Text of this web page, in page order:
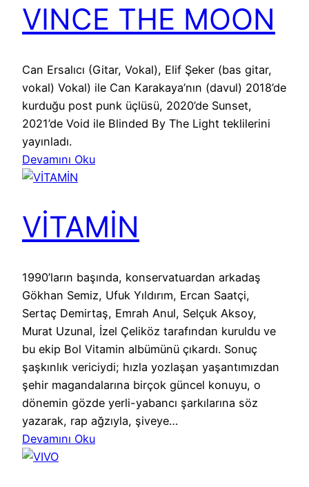
VINCE THE MOON
Can Ersalıcı (Gitar, Vokal), Elif Şeker (bas gitar,
vokal) Vokal) ile Can Karakaya’nın (davul) 2018’de
kurduğu post punk üçlüsü, 2020’de Sunset,
2021’de Void ile Blinded By The Light teklilerini
yayınladı.
Devamını Oku
VİTAMİN
1990’ların başında, konservatuardan arkadaş
Gökhan Semiz, Ufuk Yıldırım, Ercan Saatçi,
Sertaç Demirtaş, Emrah Anul, Selçuk Aksoy,
Murat Uzunal, İzel Çeliköz tarafından kuruldu ve
bu ekip Bol Vitamin albümünü çıkardı. Sonuç
şaşkınlık vericiydi; hızla yozlaşan yaşantımızdan
şehir magandalarına birçok güncel konuyu, o
dönemin gözde yerli-yabancı şarkılarına söz
yazarak, rap ağzıyla, şiveye…
Devamını Oku